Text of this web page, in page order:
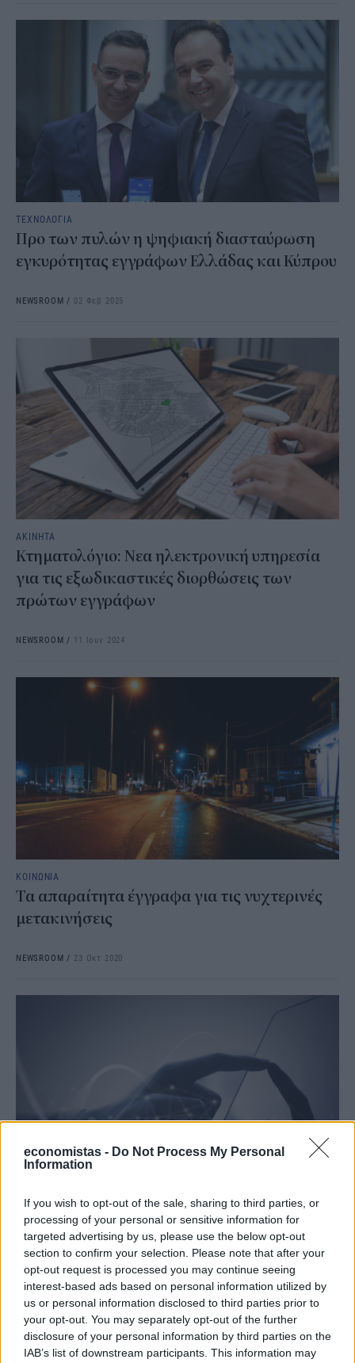
economistas - Do Not Process My Personal
Information
If you wish to opt-out of the sale, sharing to third parties, or
processing of your personal or sensitive information for
targeted advertising by us, please use the below opt-out
section to confirm your selection. Please note that after your
opt-out request is processed you may continue seeing
interest-based ads based on personal information utilized by
us or personal information disclosed to third parties prior to
your opt-out. You may separately opt-out of the further
disclosure of your personal information by third parties on the
IAB’s list of downstream participants. This information may
ΤΕΧΝΟΛΟΓΙΑ
Προ των πυλών η ψηφιακή διασταύρωση
εγκυρότητας εγγράφων Ελλάδας και Κύπρου
NEWSROOM / 02 Φεβ 2025
ΑΚΙΝΗΤΑ
Κτηματολόγιο: Νεα ηλεκτρονική υπηρεσία
για τις εξωδικαστικές διορθώσεις των
πρώτων εγγράφων
NEWSROOM / 11 Ιουν 2024
ΚΟΙΝΩΝΙΑ
Τα απαραίτητα έγγραφα για τις νυχτερινές
μετακινήσεις
NEWSROOM / 23 Οκτ 2020
Ψηφιακό κράτος: Ολες οι αλλαγές που έχουν
γίνει, όλα όσα γίνονται με 1 κλικ
NEWSROOM/04 Ιουλ 2020